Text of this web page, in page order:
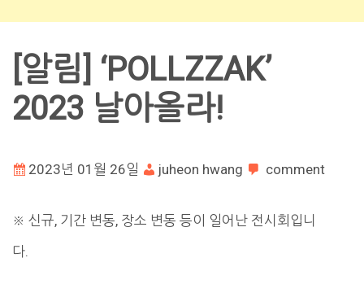
[알림] ‘POLLZZAK’
2023 날아올라!
2023년 01월 26일 juheon hwang comment
※ 신규, 기간 변동, 장소 변동 등이 일어난 전시회입니
다.